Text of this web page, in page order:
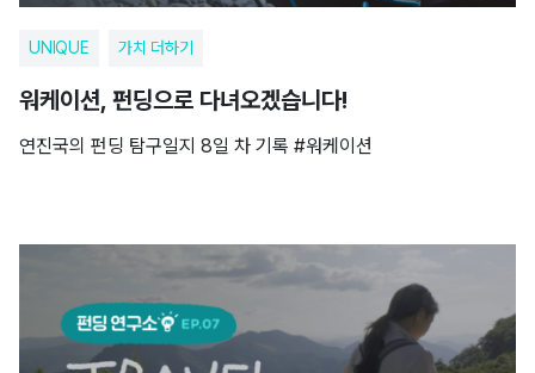
UNIQUE 가치 더하기
워케이션, 펀딩으로 다녀오겠습니다!
연진국의 펀딩 탐구일지 8일 차 기록 #워케이션